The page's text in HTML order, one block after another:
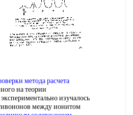
метода расчета
на теории
изучалось
между ионитом